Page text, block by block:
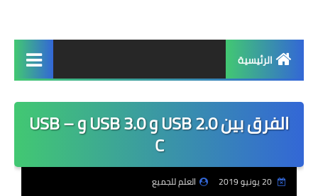
الرئيسية
برامج ويندوز
الفرق بين USB 2.0 و USB 3.0 و USB –
C
20 يونيو 2019
العلم للجميع